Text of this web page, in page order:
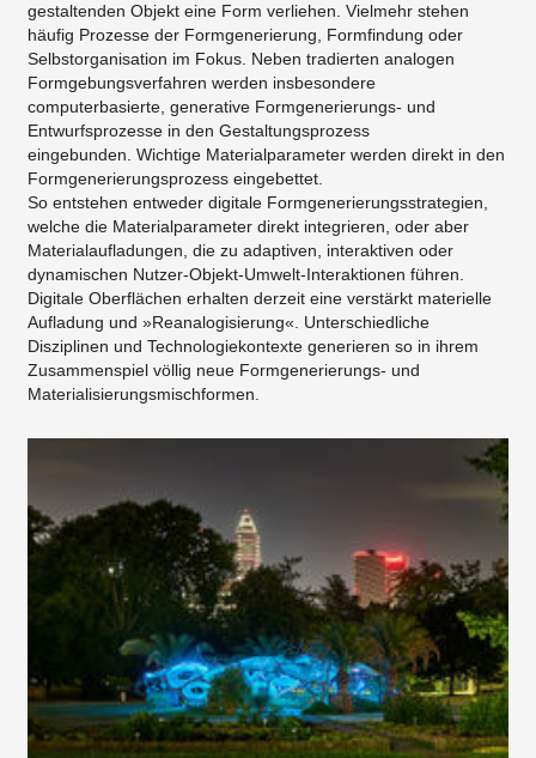
gestaltenden Objekt eine Form verliehen. Vielmehr stehen
häufig Prozesse der Formgenerierung, Formfindung oder
Selbstorganisation im Fokus. Neben tradierten analogen
Formgebungsverfahren werden insbesondere
computerbasierte, generative Formgenerierungs- und
Entwurfsprozesse in den Gestaltungsprozess
eingebunden. Wichtige Materialparameter werden direkt in den
Formgenerierungsprozess eingebettet.
So entstehen entweder digitale Formgenerierungsstrategien,
welche die Materialparameter direkt integrieren, oder aber
Materialaufladungen, die zu adaptiven, interaktiven oder
dynamischen Nutzer-Objekt-Umwelt-Interaktionen führen.
Digitale Oberflächen erhalten derzeit eine verstärkt materielle
Aufladung und »Reanalogisierung«. Unterschiedliche
Disziplinen und Technologiekontexte generieren so in ihrem
Zusammenspiel völlig neue Formgenerierungs- und
Materialisierungsmischformen.